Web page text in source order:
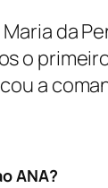
Maria da
o
a
ANA?